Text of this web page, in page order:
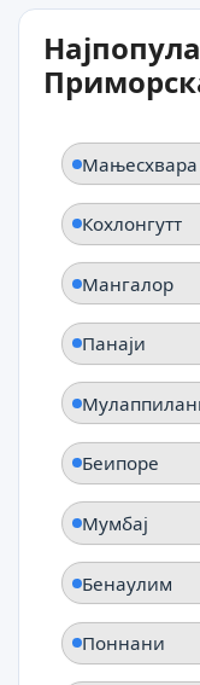
28°C
Даман
Мањесхвара
Кохлонгутт
Мангалор
Панаји
Беипоре
Мумбај
Бенаулим
Поннани